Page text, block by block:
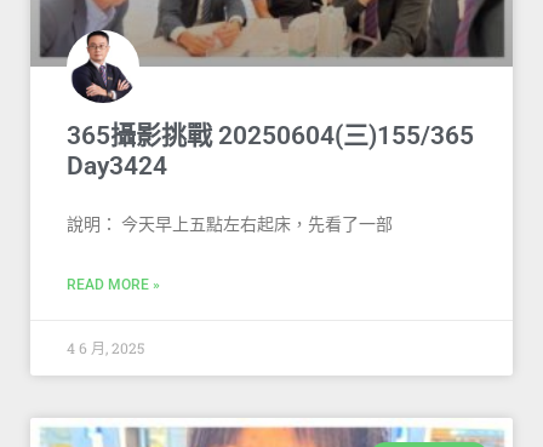
365攝影挑戰 20250604(三)155/365
Day3424
說明： 今天早上五點左右起床，先看了一部
READ MORE »
4 6 月, 2025